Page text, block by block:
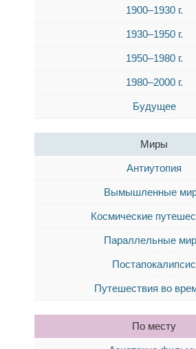
1900–1930 г.
1930–1950 г.
1950–1980 г.
1980–2000 г.
Будущее
Миры
Антиутопия
Вымышленные
Космические
Параллельные
Постапокалипсис
Путешествия во
По месту